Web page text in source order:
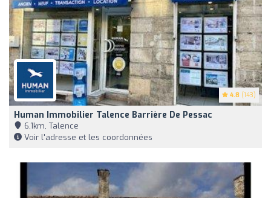
4.8 (143)
Human Immobilier Talence Barrière De Pessac
6,1km, Talence
Voir l'adresse et les coordonnées